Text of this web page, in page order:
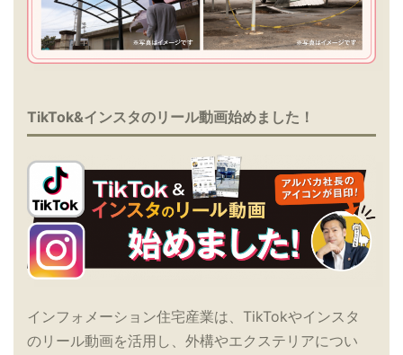
TikTok&インスタのリール動画始めました！
インフォメーション住宅産業は、TikTokやインスタ
のリール動画を活用し、外構やエクステリアについ